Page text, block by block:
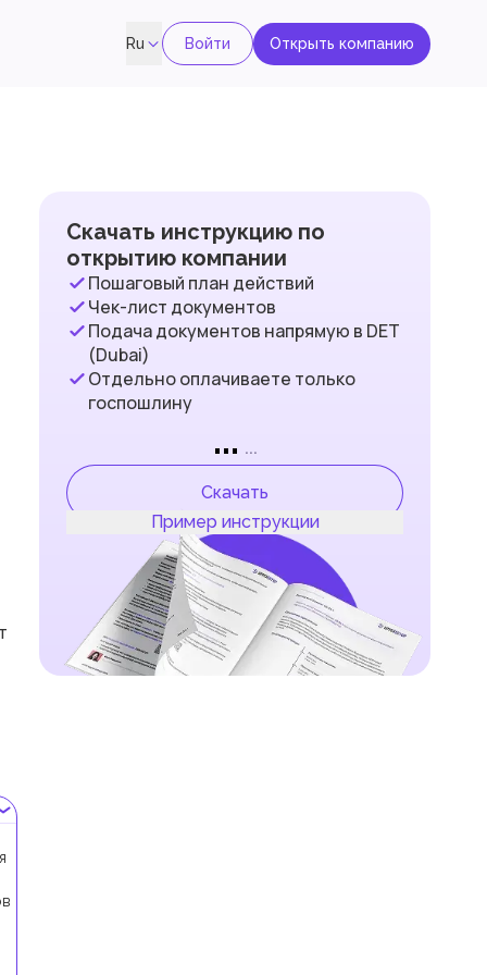
Ru Войти Открыть компанию
Скачать инструкцию по
открытию компании
Пошаговый план действий
Чек-лист документов
Подача документов напрямую в DET
(Dubai)
Отдельно оплачиваете только
госпошлину
... ...
Скачать
Пример инструкции